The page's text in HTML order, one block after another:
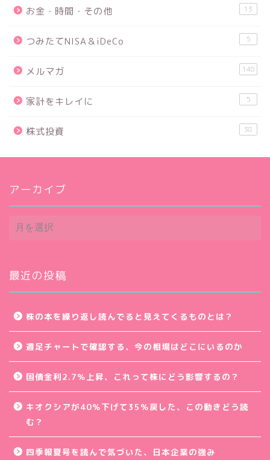
お金・時間・その他 13
つみたてNISA＆iDeCo 5
メルマガ 148
家計をキレイに 5
株式投資 38
アーカイブ
ア
ー
ブ
最近の投稿
株の本を繰り返し読んでると見えてくるものとは？
週足チャートで確認する、今の相場はどこにいるのか
国債金利2.7％上昇、これって株にどう影響するの？
キオクシアが40％下げて35％戻した、この動きどう読
む？
四季報夏号を読んで気づいた、日本企業の強み